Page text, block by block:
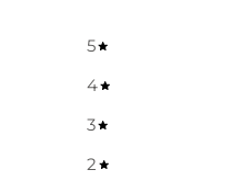
5
4
3
2